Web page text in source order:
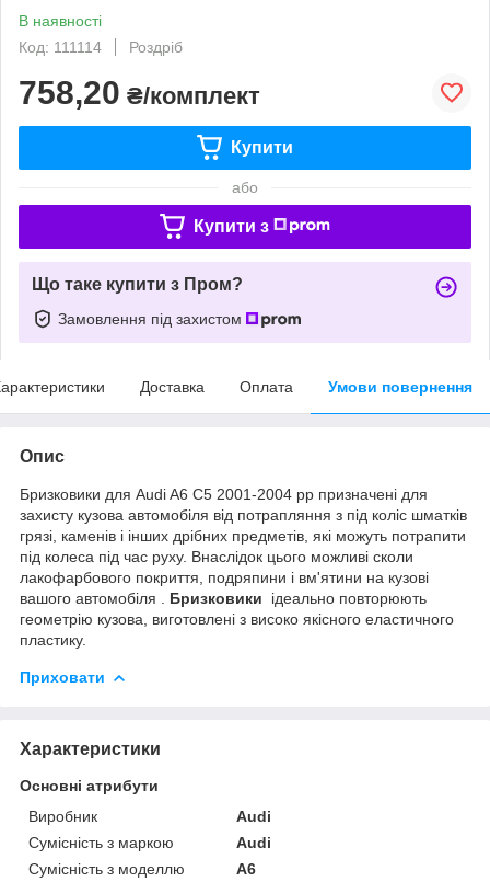
В наявності
Код: 111114
Роздріб
758,20 ₴/комплект
Купити
або
Купити з
Що таке купити з Пром?
Замовлення під захистом
Доставка Оплата Умови повернення
Опис
Бризковики для Audi A6 C5 2001-2004 рр призначені для
захисту кузова автомобіля від потрапляння з під коліс шматків
грязі, каменів і інших дрібних предметів, які можуть потрапити
під колеса під час руху. Внаслідок цього можливі сколи
лакофарбового покриття, подряпини і вм'ятини на кузові
вашого автомобіля . Бризковики ідеально повторюють
геометрію кузова, виготовлені з високо якісного еластичного
пластику.
Приховати
Характеристики
Основні атрибути
Виробник
Audi
Сумісність з маркою
Audi
Сумісність з моделлю
A6